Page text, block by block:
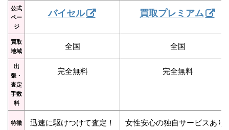
公式
ペー
ジ
バイセル 買取プレミアム
買取
地域
全国 全国
出
張・
査定
手数
料
完全無料 完全無料
特徴 迅速に駆けつけて査定！ 女性安心の独自サービスあり